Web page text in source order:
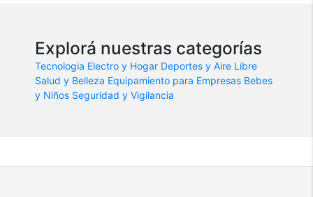
Explorá nuestras categorías
Tecnologia Electro y Hogar Deportes y Aire Libre
Salud y Belleza Equipamiento para Empresas Bebes
y Niños Seguridad y Vigilancia